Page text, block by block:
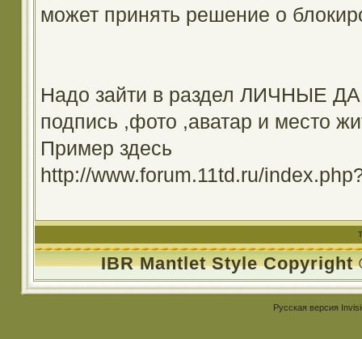
может принять решение о
Надо зайти в раздел ЛИЧНЫЕ
подпись ,фото ,аватар и место
Пример здесь
http://www.forum.11td.ru/
IBR Mantlet Style Copyright
Русская версия